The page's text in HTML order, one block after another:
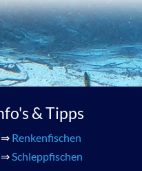
& Tipps
⇒ Renkenfischen
⇒Schleppfischen